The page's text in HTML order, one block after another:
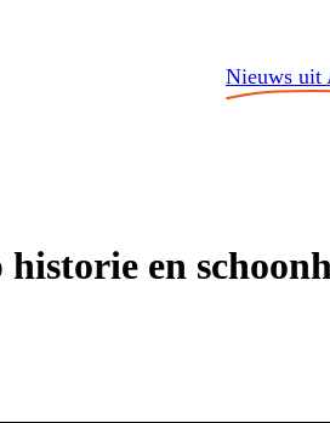
Nieuws uit
en